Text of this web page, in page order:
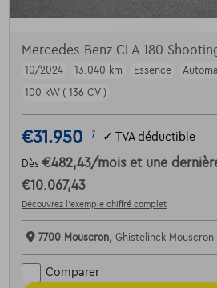
Mercedes-Benz CLA 180
10/2024
13.040 km Essence
100 kW ( 136 CV )
€31.950 1 ✓ TVA déductible
Dès €482,43/mois et une
€10.067,43
Découvrez l’exemple chiffré complet
7700 Mouscron, Ghistelinck Mouscron
Comparer